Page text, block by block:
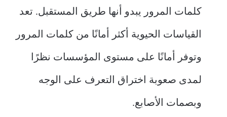
كلمات المرور يبدو أنها طريق المستقبل. تعد
القياسات الحيوية أكثر أمانًا من كلمات المرور
وتوفر أمانًا على مستوى المؤسسات نظرًا
لمدى صعوبة اختراق التعرف على الوجه
وبصمات الأصابع.